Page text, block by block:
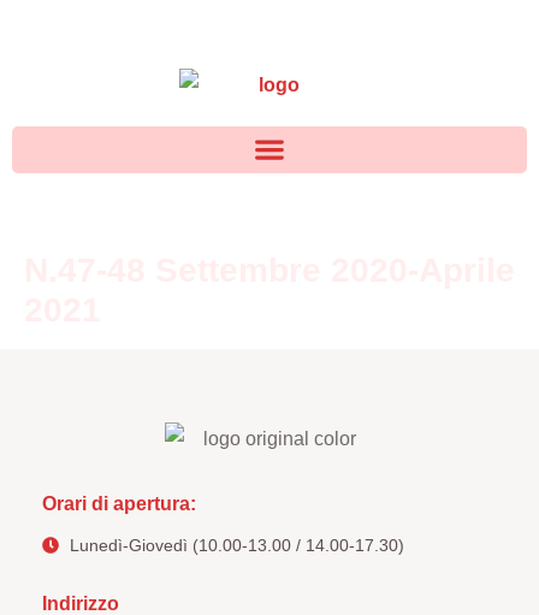
Orari di apertura:
Lunedì-Giovedì (10.00-13.00 / 14.00-17.30)
Indirizzo